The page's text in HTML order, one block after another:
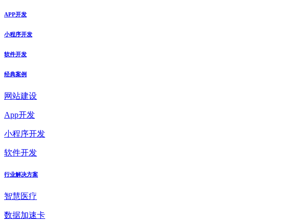
APP开发
小程序开发
软件开发
经典案例
网站建设
App开发
小程序开发
软件开发
行业解决方案
智慧医疗
数据加速卡